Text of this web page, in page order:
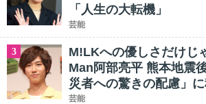
「人生の大転機」
芸能
3
M!LKへの優しさだけ
Man阿部亮平 熊本地震
災者への驚きの配慮」
芸能